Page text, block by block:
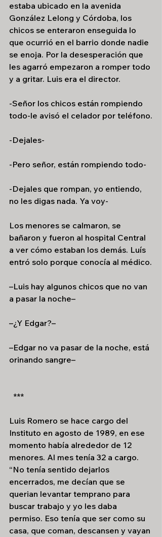
estaba ubicado en la avenida
González Lelong y Córdoba, los
chicos se enteraron enseguida lo
que ocurrió en el barrio donde nadie
se enoja. Por la desesperación que
les agarró empezaron a romper todo
y a gritar. Luis era el director.
-Señor los chicos están rompiendo
todo-le avisó el celador por teléfono.
-Dejales-
-Pero señor, están rompiendo todo-
-Dejales que rompan, yo entiendo,
no les digas nada. Ya voy-
Los menores se calmaron, se
bañaron y fueron al hospital Central
a ver cómo estaban los demás. Luís
entró solo porque conocía al médico.
–Luis hay algunos chicos que no van
a pasar la noche–
–¿Y Edgar?–
–Edgar no va pasar de la noche, está
orinando sangre–
***
Luis Romero se hace cargo del
Instituto en agosto de 1989, en ese
momento había alrededor de 12
menores. Al mes tenía 32 a cargo.
“No tenía sentido dejarlos
encerrados, me decían que se
querian levantar temprano para
buscar trabajo y yo les daba
permiso. Eso tenía que ser como su
casa, que coman, descansen y vayan